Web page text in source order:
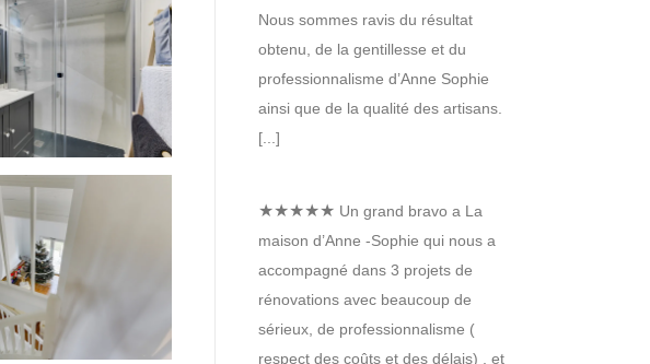
Nous sommes ravis du résultat
obtenu, de la gentillesse et du
professionnalisme d’Anne Sophie
ainsi que de la qualité des artisans.
[...]
★★★★★ Un grand bravo a La
maison d’Anne -Sophie qui nous a
accompagné dans 3 projets de
rénovations avec beaucoup de
sérieux, de professionnalisme (
respect des coûts et des délais) , et